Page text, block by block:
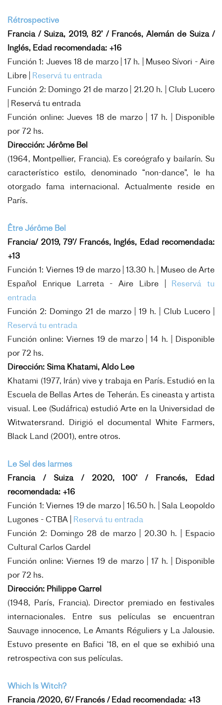
Rétrospective
Francia / Suiza, 2019, 82’ / Francés, Alemán de Suiza /
Inglés, Edad recomendada: +16
Función 1: Jueves 18 de marzo | 17 h. | Museo Sívori - Aire
Libre |
Reservá tu entrada
Función 2: Domingo 21 de marzo | 21.20 h. | Club Lucero
Reservá tu entrada
Función online: Jueves 18 de marzo | 17 h. | Disponible
por 72 hs.
Dirección: Jérôme Bel
(1964, Montpellier, Francia). Es coreógrafo y bailarín. Su
característico estilo, denominado “non-dance”, le ha
otorgado fama internacional. Actualmente reside en
París.
Être Jérôme Bel
Francia/ 2019, 79’/ Francés, Inglés, Edad recomendada:
+13
Función 1: Viernes 19 de marzo | 13.30 h. | Museo de Arte
Español Enrique Larreta - Aire Libre |
Reservá tu
entrada
Función 2: Domingo 21 de marzo | 19 h. | Club Lucero |
Reservá tu entrada
Función online: Viernes 19 de marzo | 14 h. | Disponible
por 72 hs.
Dirección: Sima Khatami, Aldo Lee
Khatami (1977, Irán) vive y trabaja en París. Estudió en la
Escuela de Bellas Artes de Teherán. Es cineasta y artista
visual. Lee (Sudáfrica) estudió Arte en la Universidad de
Witwatersrand. Dirigió el documental White Farmers,
Black Land (2001), entre otros.
Le Sel des larmes
Francia / Suiza / 2020, 100’ / Francés, Edad
recomendada: +16
Función 1: Viernes 19 de marzo | 16.50 h. | Sala Leopoldo
Lugones - CTBA |
Reservá tu entrada
Función 2: Domingo 28 de marzo | 20.30 h. | Espacio
Cultural Carlos Gardel
Función online: Viernes 19 de marzo | 17 h. | Disponible
por 72 hs.
Dirección: Philippe Garrel
(1948, París, Francia). Director premiado en festivales
internacionales. Entre sus películas se encuentran
Sauvage innocence, Le Amants Réguliers y La Jalousie.
Estuvo presente en Bafici '18, en el que se exhibió una
retrospectiva con sus películas.
Which Is Witch?
Francia /2020, 6’/ Francés / Edad recomendada: +13